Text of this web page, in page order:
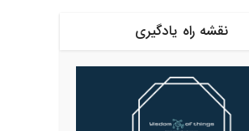
نقشه راه یادگیری